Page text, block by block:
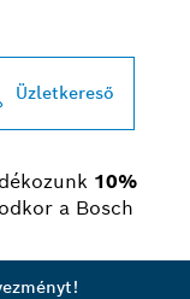
Üzletkereső
10%
a Bosch